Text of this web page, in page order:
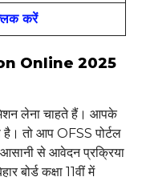
करें
Online 2025
लेना चाहते हैं। आपके
है। तो आप OFSS पोर्टल
से आवेदन प्रक्रिया
बोर्ड कक्षा 11वीं में